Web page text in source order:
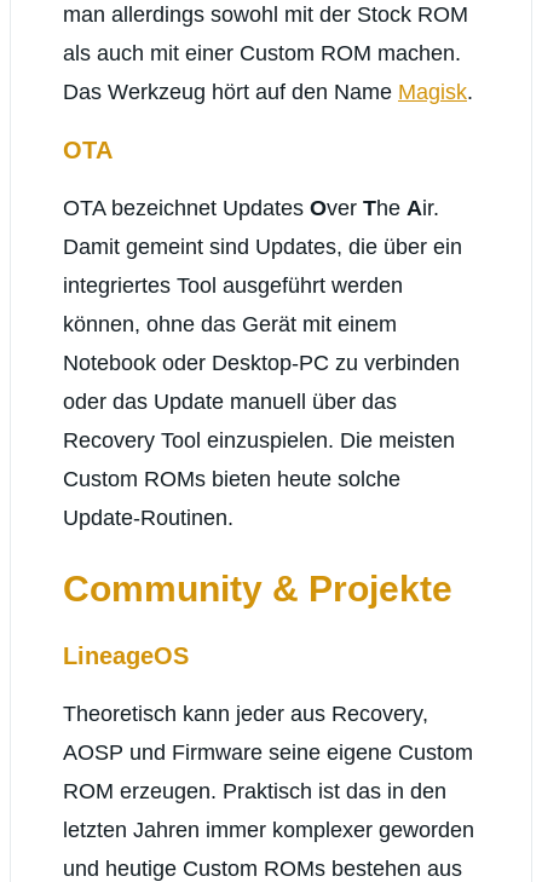
man allerdings sowohl mit der Stock ROM
als auch mit einer Custom ROM machen.
Das Werkzeug hört auf den Name Magisk.
OTA
OTA bezeichnet Updates Over The Air.
Damit gemeint sind Updates, die über ein
integriertes Tool ausgeführt werden
können, ohne das Gerät mit einem
Notebook oder Desktop-PC zu verbinden
oder das Update manuell über das
Recovery Tool einzuspielen. Die meisten
Custom ROMs bieten heute solche
Update-Routinen.
Community & Projekte
LineageOS
Theoretisch kann jeder aus Recovery,
AOSP und Firmware seine eigene Custom
ROM erzeugen. Praktisch ist das in den
letzten Jahren immer komplexer geworden
und heutige Custom ROMs bestehen aus